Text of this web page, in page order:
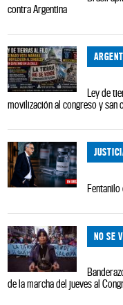
contra Argentina
Ley de
movilización al congreso y san
Fentanilo
NO SE
de la marcha del jueves al